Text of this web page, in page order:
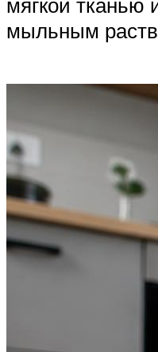
мыльным